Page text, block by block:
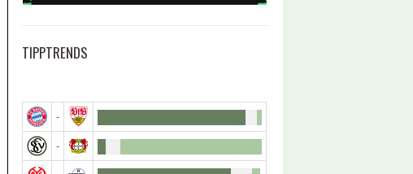
TIPPTRENDS
-
-